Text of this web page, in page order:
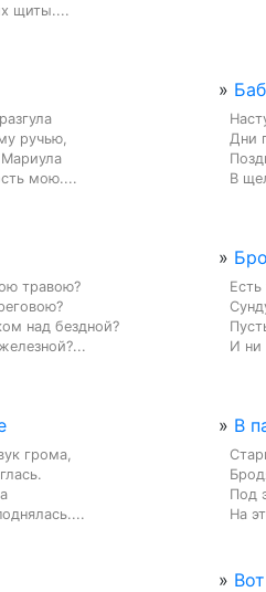
щиты....
ручью,
мою....
»
Дни
В
травою?
над бездной?
»
И ни
грома,
» В
Под
На
»